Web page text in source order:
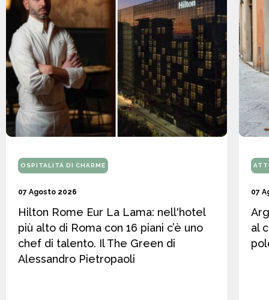
OSPITALITÀ DI CHARME
07 Agosto 2026
Hilton Rome Eur La Lama: nell'hotel
più alto di Roma con 16 piani c’è uno
chef di talento. Il The Green di
Alessandro Pietropaoli
07
al